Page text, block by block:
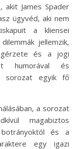
akit James Spader
ügyvéd, aki nem
a kliensei
jellemzik,
és a jogi
humorával és
sorozat egyik fő
a sorozat
magabiztos
és a
egy igazi